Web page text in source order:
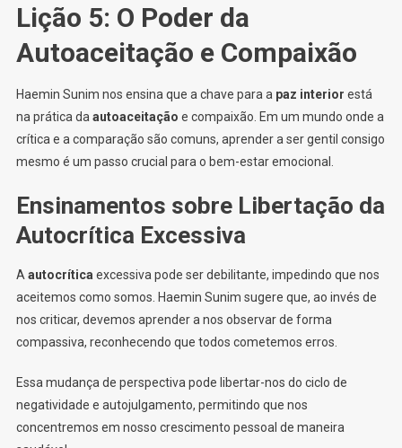
Lição 5: O Poder da
Autoaceitação e Compaixão
Haemin Sunim nos ensina que a chave para a paz interior está
na prática da autoaceitação e compaixão. Em um mundo onde a
crítica e a comparação são comuns, aprender a ser gentil consigo
mesmo é um passo crucial para o bem-estar emocional.
Ensinamentos sobre Libertação da
Autocrítica Excessiva
A autocrítica excessiva pode ser debilitante, impedindo que nos
aceitemos como somos. Haemin Sunim sugere que, ao invés de
nos criticar, devemos aprender a nos observar de forma
compassiva, reconhecendo que todos cometemos erros.
Essa mudança de perspectiva pode libertar-nos do ciclo de
negatividade e autojulgamento, permitindo que nos
concentremos em nosso crescimento pessoal de maneira